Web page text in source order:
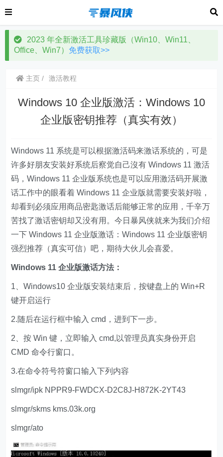
2023 年全新激活工具珍藏版（Win10、Win11、
Office、Win7） 免费获取>>
主页 激活教程
Windows 10 企业版激活：Windows 10
企业版密钥推荐（真实有效）
Windows 11 系统是可以根据激活码来激话系统的，可是
许多好朋友安装好系统后察觉自己沒有 Windows 11 激活
码，Windows 11 企业版系统也是可以应用激活码开展激
话工作中的眼看着 Windows 11 企业版就需要安装好啦，
却看到必须应用商品密匙激话后能够正常的应用，千辛万
苦找了激话密钥却又没有用。今日暴风侠就来为我们介绍
一下 Windows 11 企业版激话：Windows 11 企业版密钥
强烈推荐（真实可信）吧，期待大伙儿会喜爱。
Windows 11 企业版激话方法：
1、Windows10 企业版安装结束后，按键盘上的 Win+R
键开启运行
2.随后在运行框中输入 cmd，进到下一步。
2、按 Win 键，立即输入 cmd,以管理员真实身份开启
CMD 命令行窗口。
3.在命令符号符窗口输入下列内容
slmgr/ipk NPPR9-FWDCX-D2C8J-H872K-2YT43
slmgr/skms kms.03k.org
slmgr/ato